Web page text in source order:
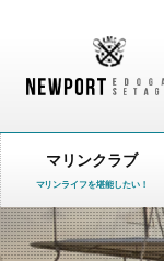
マリンクラブ
マリンライフを堪能したい！